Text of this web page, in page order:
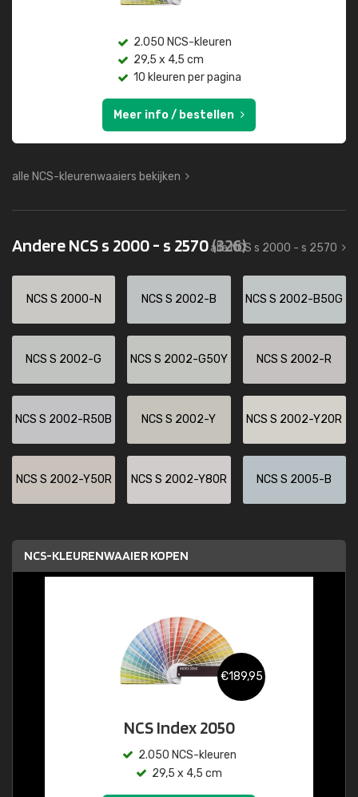
2.050 NCS-kleuren
29,5 x 4,5 cm
10 kleuren per pagina
Meer info / bestellen
alle NCS-kleurenwaaiers bekijken
Andere NCS s 2000 - s 2570(326)
alle NCS s 2000 - s 2570
NCS S 2000-N NCS S 2002-B NCS S 2002-B50G
NCS S 2002-G NCS S 2002-G50Y NCS S 2002-R
NCS S 2002-R50B NCS S 2002-Y NCS S 2002-Y20R
NCS S 2002-Y50R NCS S 2002-Y80R NCS S 2005-B
NCS-KLEURENWAAIER KOPEN
€189,95
NCS Index 2050
2.050 NCS-kleuren
29,5 x 4,5 cm